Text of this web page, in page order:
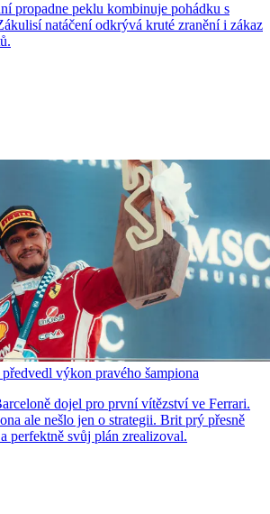
propadne peklu kombinuje pohádku s
natáčení odkrývá kruté zranění i zákaz
výkon pravého šampiona
dojel pro první vítězství ve Ferrari.
ale nešlo jen o strategii. Brit prý přesně
perfektně svůj plán zrealizoval.